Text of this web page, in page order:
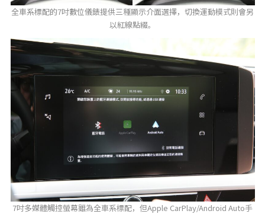
全車系標配的7吋數位儀錶提供三種顯示介面選擇，切換運動模式則會另
以紅線點綴。
7吋多媒體觸控螢幕雖為全車系標配，但Apple CarPlay/Android Auto手